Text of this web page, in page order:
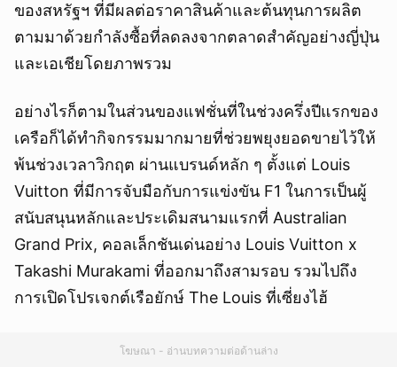
ของสหรัฐฯ ที่มีผลต่อราคาสินค้าและต้นทุนการผลิต
ตามมาด้วยกำลังซื้อที่ลดลงจากตลาดสำคัญอย่างญี่ปุ่น
และเอเชียโดยภาพรวม
อย่างไรก็ตามในส่วนของแฟชั่นที่ในช่วงครึ่งปีแรกของ
เครือก็ได้ทำกิจกรรมมากมายที่ช่วยพยุงยอดขายไว้ให้
พ้นช่วงเวลาวิกฤต ผ่านแบรนด์หลัก ๆ ตั้งแต่ Louis
Vuitton ที่มีการจับมือกับการแข่งขัน F1 ในการเป็นผู้
สนับสนุนหลักและประเดิมสนามแรกที่ Australian
Grand Prix, คอลเล็กชันเด่นอย่าง Louis Vuitton x
Takashi Murakami ที่ออกมาถึงสามรอบ รวมไปถึง
การเปิดโปรเจกต์เรือยักษ์ The Louis ที่เซี่ยงไฮ้
โฆษณา - อ่านบทความต่อด้านล่าง